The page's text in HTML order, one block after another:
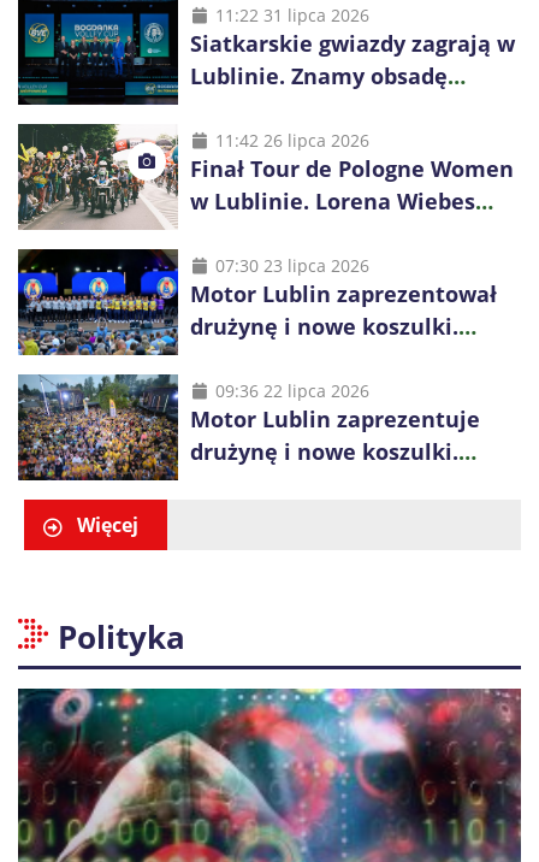
11:22 31 lipca 2026
Siatkarskie gwiazdy zagrają w
Lublinie. Znamy obsadę
11:42 26 lipca 2026
Finał Tour de Pologne Women
w Lublinie. Lorena Wiebes
07:30 23 lipca 2026
Motor Lublin zaprezentował
drużynę i nowe koszulki.
zespół w sezonie 2026/27
09:36 22 lipca 2026
Motor Lublin zaprezentuje
drużynę i nowe koszulki.
Więcej
Polityka